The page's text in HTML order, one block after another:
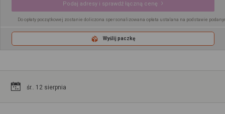
Podaj adresy i sprawdź łączną cenę
Do opłaty początkowej zostanie doliczona spersonalizowana opłata ustalana na podstawie
Wyślij paczkę
śr.. 12 sierpnia